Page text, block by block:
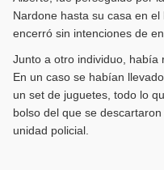
Nardone hasta su casa en
encerró sin intenciones de
Junto a otro individuo, había
En un caso se habían
un set de juguetes, todo lo
bolso del que se
unidad policial.